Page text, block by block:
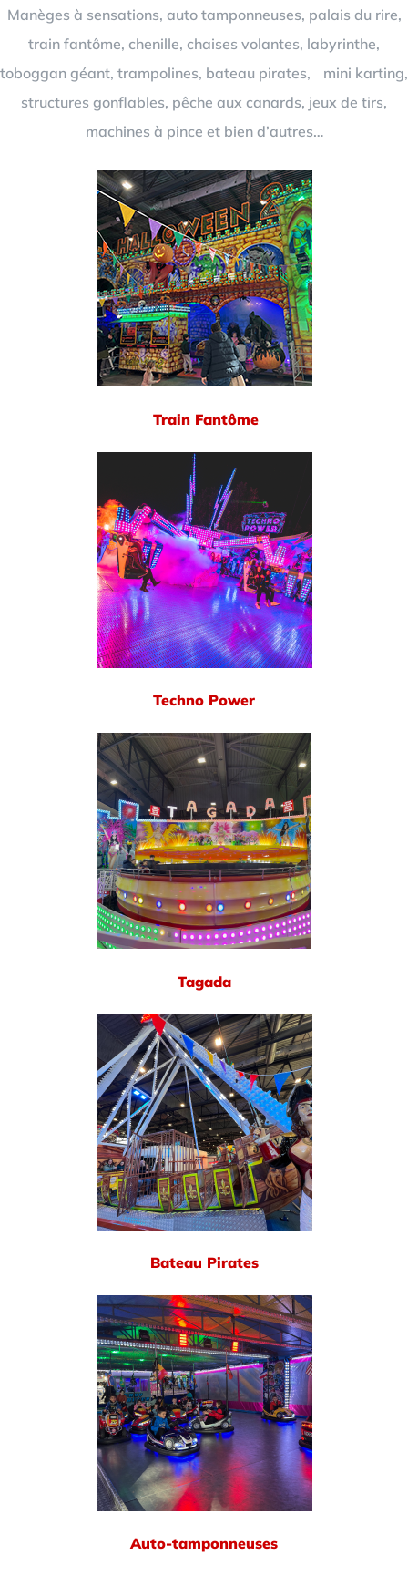
Manèges à sensations, auto tamponneuses, palais du rire,
train fantôme, chenille, chaises volantes, labyrinthe,
toboggan géant, trampolines, bateau pirates, mini karting,
structures gonflables, pêche aux canards, jeux de tirs,
machines à pince et bien d’autres…
Train Fantôme
Techno Power
Tagada
Bateau Pirates
Auto-tamponneuses